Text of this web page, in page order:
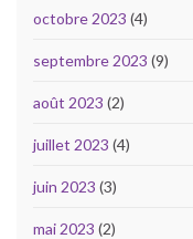
octobre 2023 (4)
septembre 2023 (9)
août 2023 (2)
juillet 2023 (4)
juin 2023 (3)
mai 2023 (2)